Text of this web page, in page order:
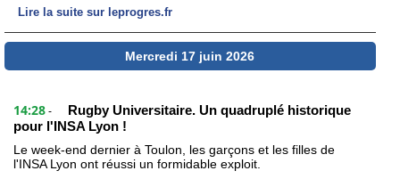
Lire la suite sur leprogres.fr
Mercredi 17 juin 2026
14:28 -
Rugby Universitaire. Un quadruplé historique
pour l'INSA Lyon !
Le week-end dernier à Toulon, les garçons et les filles de
l'INSA Lyon ont réussi un formidable exploit.